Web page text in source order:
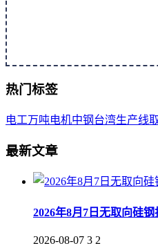
热门标签
电工万吨电机中钢台湾生产线
最新文章
2026年8月7日无取向硅钢
2026-08-07 3 2